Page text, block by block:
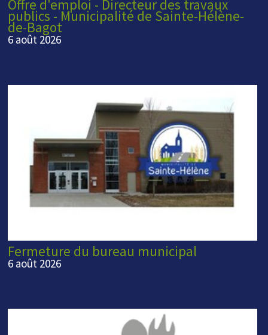
Offre d'emploi - Directeur des travaux
publics - Municipalité de Sainte-Hélène-
de-Bagot
6 août 2026
Fermeture du bureau municipal
6 août 2026